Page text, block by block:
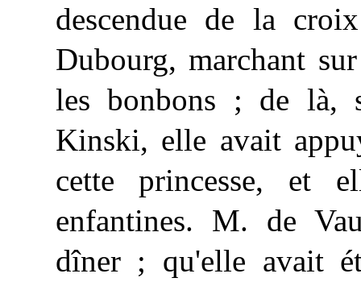
descendue de la
Dubourg, marchant
les bonbons ; de là,
Kinski, elle avait
cette princesse, et
enfantines. M. de
dîner ; qu'elle avait